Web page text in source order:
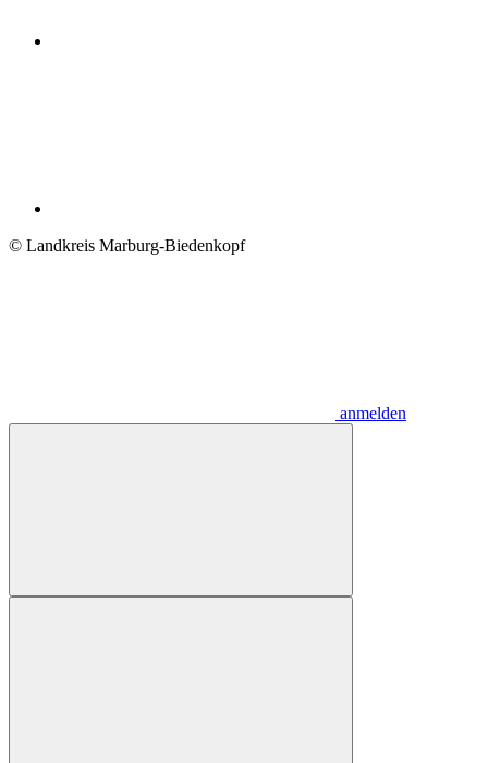
© Landkreis Marburg-Biedenkopf
anmelden